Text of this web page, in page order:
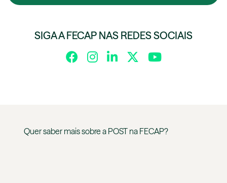
SIGA A FECAP NAS REDES SOCIAIS
Quer saber mais sobre a POST na FECAP?